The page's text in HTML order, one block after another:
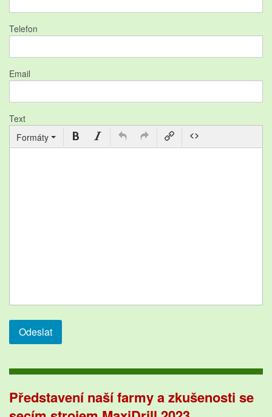
Telefon
Email
Text
Formáty
Představení naší farmy a zkušenosti se